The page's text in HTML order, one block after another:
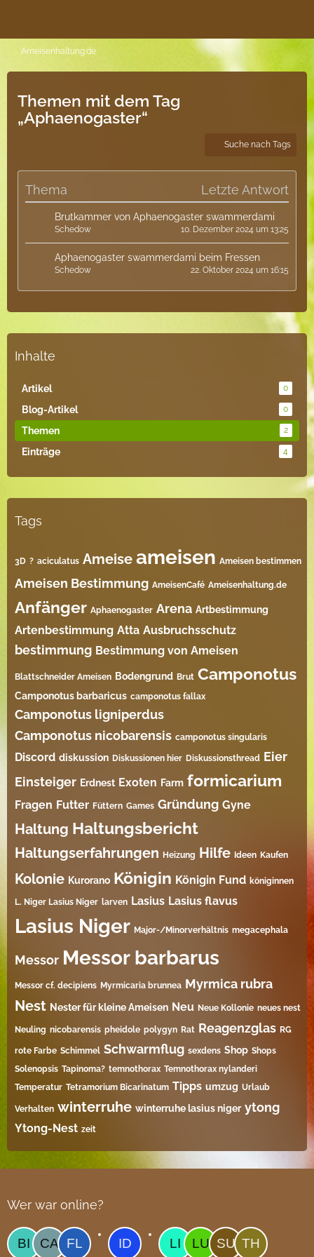
Ameisenhaltung.de
Themen mit dem Tag
„Aphaenogaster“
Suche nach Tags
Thema Letzte Antwort
Brutkammer von Aphaenogaster swammerdami
Schedow 10. Dezember 2024 um 13:25
Aphaenogaster swammerdami beim Fressen
Schedow 22. Oktober 2024 um 16:15
Inhalte
Artikel 0
Blog-Artikel 0
Themen 2
Einträge 4
Tags
3D ? aciculatus Ameise ameisen Ameisen bestimmen
Ameisen Bestimmung AmeisenCafé Ameisenhaltung.de
Anfänger Aphaenogaster Arena Artbestimmung
Artenbestimmung Atta Ausbruchsschutz
bestimmung Bestimmung von Ameisen
Blattschneider Ameisen Bodengrund Brut Camponotus
Camponotus barbaricus camponotus fallax
Camponotus ligniperdus
Camponotus nicobarensis camponotus singularis
Discord diskussion Diskussionen hier Diskussionsthread Eier
Einsteiger Erdnest Exoten Farm formicarium
Fragen Futter Füttern Games Gründung Gyne
Haltung Haltungsbericht
Haltungserfahrungen Heizung Hilfe Ideen Kaufen
Kolonie Kurorano Königin Königin Fund königinnen
L. Niger Lasius Niger larven Lasius Lasius flavus
Lasius Niger Major-/Minorverhältnis megacephala
Messor Messor barbarus
Messor cf. decipiens Myrmicaria brunnea Myrmica rubra
Nest Nester für kleine Ameisen Neu Neue Kollonie neues nest
Neuling nicobarensis pheidole polygyn Rat Reagenzglas RG
rote Farbe Schimmel Schwarmflug sexdens Shop Shops
Solenopsis Tapinoma? temnothorax Temnothorax nylanderi
Temperatur Tetramorium Bicarinatum​ Tipps umzug Urlaub
Verhalten winterruhe winterruhe lasius niger ytong
Ytong-Nest zeit
Wer war online?